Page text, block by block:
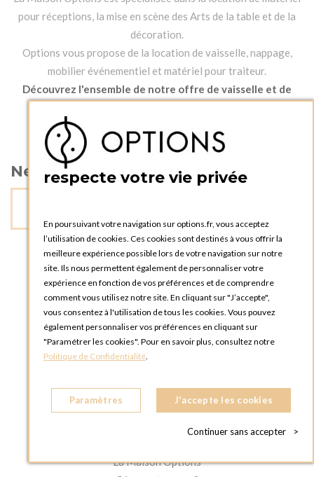
pour réceptions, la mise en scène des Arts de la table et de la
décoration.
Options vous propose de la location de vaisselle, nappage,
mobilier événementiel et matériel pour traiteur.
Découvrez l'ensemble de notre offre de vaisselle et de
Newsletter
A PROPOS
Aide et FAQ
Plan du site
Conditions générales de vente
Charte des données personnelles
La Maison Options
respecte votre vie privée
En poursuivant votre navigation sur options.fr, vous acceptez
l’utilisation de cookies. Ces cookies sont destinés à vous offrir la
meilleure expérience possible lors de votre navigation sur notre
site. Ils nous permettent également de personnaliser votre
expérience en fonction de vos préférences et de comprendre
comment vous utilisez notre site. En cliquant sur "J’accepte",
vous consentez à l'utilisation de tous les cookies. Vous pouvez
également personnaliser vos préférences en cliquant sur
"Paramétrer les cookies". Pour en savoir plus, consultez notre
Politique de Confidentialité.
Paramètres J'accepte les cookies
Continuer sans accepter >